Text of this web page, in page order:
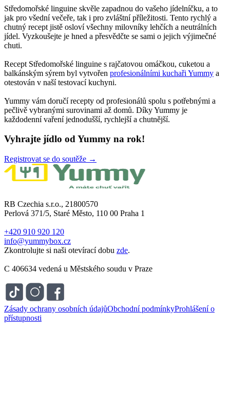
Středomořské linguine skvěle zapadnou do vašeho jídelníčku, a to
jak pro všední večeře, tak i pro zvláštní příležitosti. Tento rychlý a
chutný recept jistě osloví všechny milovníky lehčích a neutrálních
jídel. Vyzkoušejte je hned a přesvědčte se sami o jejich výjimečné
chuti.
Recept Středomořské linguine s rajčatovou omáčkou, cuketou a
balkánským sýrem byl vytvořen profesionálními kuchaři Yummy a
otestován v naší testovací kuchyni.
Yummy vám doručí recepty od profesionálů spolu s potřebnými a
pečlivě vybranými surovinami až domů. Díky Yummy je
každodenní vaření jednodušší, rychlejší a chutnější.
Vyhrajte jídlo od Yummy na rok!
Registrovat se do soutěže →
RB Czechia s.r.o., 21800570
Perlová 371/5, Staré Město, 110 00 Praha 1
+420 910 920 120
info@yummybox.cz
Zkontrolujte si naši otevírací dobu zde.
C 406634 vedená u Městského soudu v Praze
Zásady ochrany osobních údajůObchodní podmínkyProhlášení o
přístupnosti